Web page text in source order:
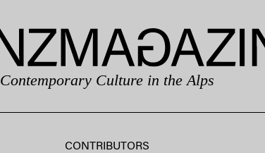
Contemporary Culture in the Alps
CONTRIBUTORS